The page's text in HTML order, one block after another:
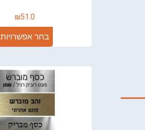
₪51.0
בחר אפשרויות